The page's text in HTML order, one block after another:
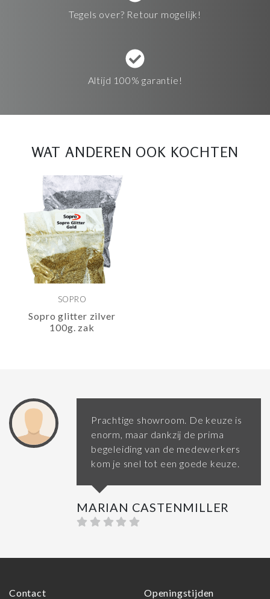
Tegels over? Retour mogelijk!
Altijd 100% garantie!
WAT ANDEREN OOK KOCHTEN
SOPRO
Sopro glitter zilver
100g. zak
Prachtige showroom. De keuze is
enorm, maar dankzij de prima
begeleiding van de medewerkers
kom je snel tot een goede keuze.
MARIAN CASTENMILLER
Contact Openingstijden